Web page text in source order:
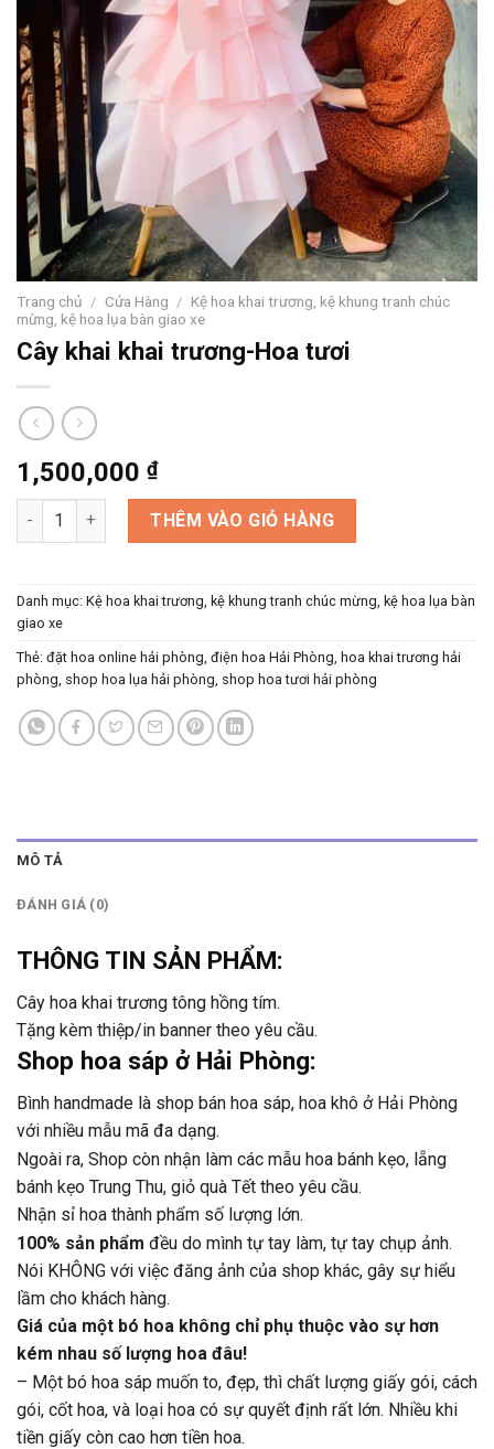
Trang chủ / Cửa Hàng / Kệ hoa khai trương, kệ khung tranh chúc
mừng, kệ hoa lụa bàn giao xe
Cây khai khai trương-Hoa tươi
1,500,000 ₫
Cây khai khai trương-Hoa tươi số lượng
THÊM VÀO GIỎ HÀNG
Danh mục: Kệ hoa khai trương, kệ khung tranh chúc mừng, kệ hoa lụa bàn
giao xe
Thẻ: đặt hoa online hải phòng điện hoa Hải Phòng hoa khai trương hải
phòng shop hoa lụa hải phòng shop hoa tươi hải phòng
MÔ TẢ
ĐÁNH GIÁ (0)
THÔNG TIN SẢN PHẨM:
Cây hoa khai trương tông hồng tím.
Tặng kèm thiệp/in banner theo yêu cầu.
Shop hoa sáp ở Hải Phòng:
Bình handmade là shop bán hoa sáp, hoa khô ở Hải Phòng
với nhiều mẫu mã đa dạng.
Ngoài ra, Shop còn nhận làm các mẫu hoa bánh kẹo, lẵng
bánh kẹo Trung Thu, giỏ quà Tết theo yêu cầu.
Nhận sỉ hoa thành phẩm số lượng lớn.
100% sản phẩm đều do mình tự tay làm, tự tay chụp ảnh.
Nói KHÔNG với việc đăng ảnh của shop khác, gây sự hiểu
lầm cho khách hàng.
Giá của một bó hoa không chỉ phụ thuộc vào sự hơn
kém nhau số lượng hoa đâu!
– Một bó hoa sáp muốn to, đẹp, thì chất lượng giấy gói, cách
gói, cốt hoa, và loại hoa có sự quyết định rất lớn. Nhiều khi
tiền giấy còn cao hơn tiền hoa.